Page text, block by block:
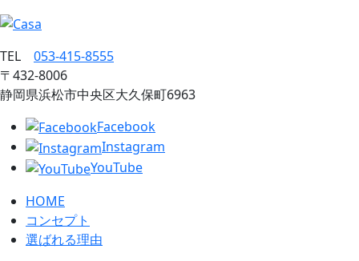
TEL 053‐415‐8555
〒432‐8006
静岡県浜松市中央区大久保町6963
Facebook
Instagram
YouTube
HOME
コンセプト
選ばれる理由